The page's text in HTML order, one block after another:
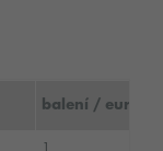
balení / euro